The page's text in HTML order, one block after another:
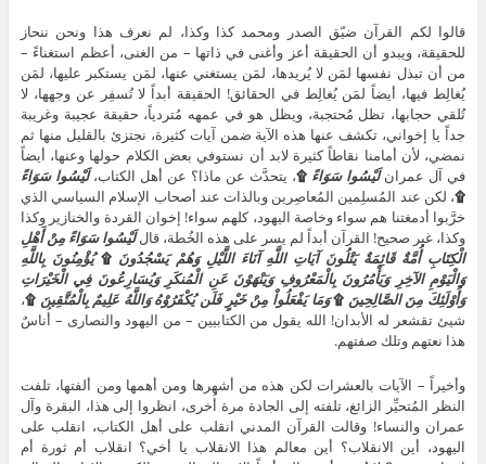
قالوا لكم القرآن ضيّق الصدر ومحمد كذا وكذا، لم نعرف هذا ونحن ننحاز
للحقيقة، ويبدو أن الحقيقة أعز وأغنى في ذاتها – من الغنى، أعظم استغناءً –
من أن تبذل نفسها لمَن لا يُريدها، لمَن يستغني عنها، لمَن يستكبر عليها، لمَن
يُغالِط فيها، أيضاً لمَن يُغالِط في الحقائق! الحقيقة أبداً لا تُسفِر عن وجهها، لا
تُلقي حجابها، تظل مُحتجبة، ويظل هو في عمهه مُتردياً، حقيقة عجيبة وغريبة
جداً يا إخواني، تكشف عنها هذه الآية ضمن آيات كثيرة، نجتزئ بالقليل منها ثم
نمضي، لأن أمامنا نقاطاً كثيرة لابد أن نستوفي بعض الكلام حولها وعنها، أيضاً
في آل عمران لَيْسُوا سَوَاءً ۩، يتحدَّث عن ماذا؟ عن أهل الكتاب، لَيْسُوا سَوَاءً
۩، لكن عند المُسلِمين المُعاصِرين وبالذات عند أصحاب الإسلام السياسي الذي
خرَّبوا أدمغتنا هم سواء وخاصة اليهود، كلهم سواء! إخوان القردة والخنازير وكذا
وكذا، غير صحيح! القرآن أبداً لم يسر على هذه الخُطة، قال لَيْسُوا سَوَاءً مِنْ أَهْلِ
الْكِتَابِ أُمَّةٌ قَائِمَةٌ يَتْلُونَ آيَاتِ اللَّهِ آنَاءَ اللَّيْلِ وَهُمْ يَسْجُدُونَ۩يُؤْمِنُونَ بِاللَّهِ
وَالْيَوْمِ الآخِرِ وَيَأْمُرُونَ بِالْمَعْرُوفِ وَيَنْهَوْنَ عَنِ الْمُنكَرِ وَيُسَارِعُونَ فِي الْخَيْرَاتِ
وَأُوْلَئِكَ مِنَ الصَّالِحِينَ ۩وَمَا يَفْعَلُواْ مِنْ خَيْرٍ فَلَن يُكْفَرُوْهُ وَاللَّهُ عَلِيمٌ بِالْمُتَّقِينَ ۩،
شيئ تقشعر له الأبدان! الله يقول من الكتابيين – من اليهود والنصارى – أُناسٌ
هذا نعتهم وتلك صفتهم.
وأخيراً – الآيات بالعشرات لكن هذه من أشهرها ومن أهمها ومن ألفتها، تلفت
النظر المُتحيِّر الزائغ، تلفته إلى الجادة مرة أُخرى، انظروا إلى هذا، البقرة وآل
عمران والنساء! وقالت القرآن المدني انقلب على أهل الكتاب، انقلب على
اليهود، أين الانقلاب؟ أين معالم هذا الانقلاب يا أخي؟ انقلاب أم ثورة أم